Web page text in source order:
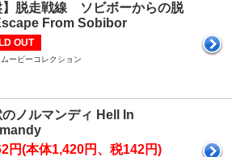
】脱走戦線 ソビボーからの脱
From Sobibor
OUT
ービーコレクション
ノルマンディ Hell In
円(本体1,420円、税142円)